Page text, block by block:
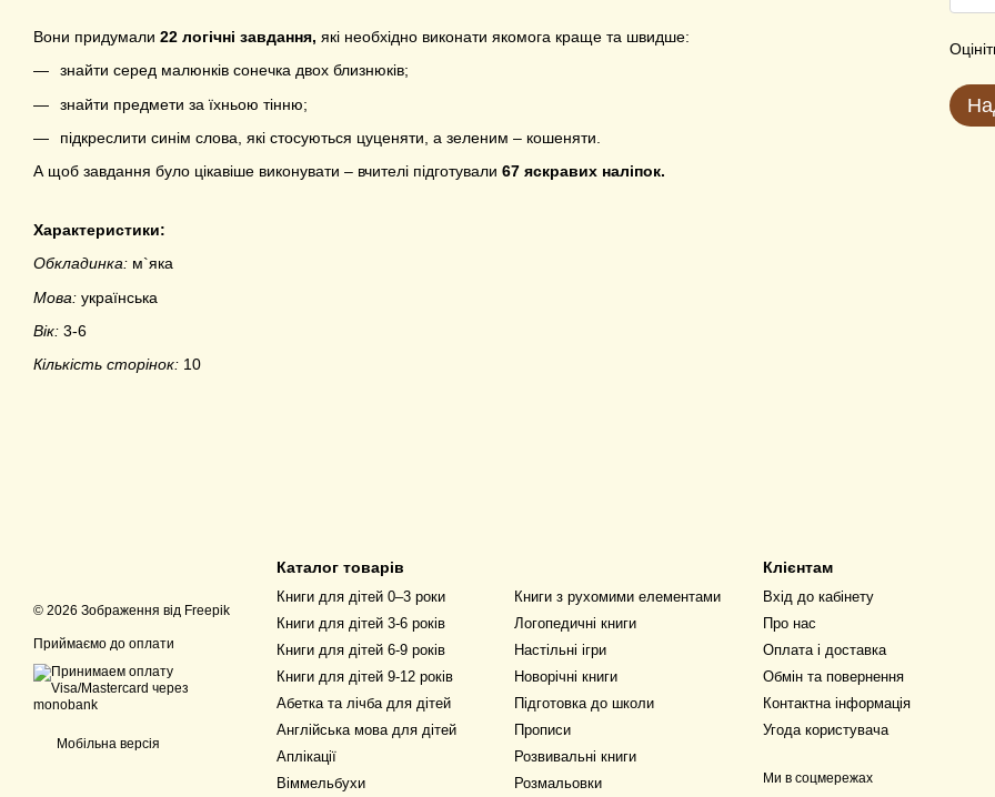
Вони придумали 22 логічні завдання, які необхідно виконати якомога краще та швидше:
знайти серед малюнків сонечка двох близнюків;
знайти предмети за їхньою тінню;
підкреслити синім слова, які стосуються цуценяти, а зеленим – кошеняти.
А щоб завдання було цікавіше виконувати – вчителі підготували 67 яскравих наліпок.
Характеристики:
Обкладинка: м`яка
Мова: українська
Вік: 3-6
Кількість сторінок: 10
© 2026 Зображення від Freepik
Приймаємо до оплати
Мобільна версія
Каталог товарів
Книги для дітей 0–3 роки
Книги для дітей 3-6 років
Книги для дітей 6-9 років
Книги для дітей 9-12 років
Абетка та лічба для дітей
Англійська мова для дітей
Аплікації
Віммельбухи
Книги з рухомими елементами
Логопедичні книги
Настільні ігри
Новорічні книги
Підготовка до школи
Прописи
Розвивальні книги
Розмальовки
Клієнтам
Вхід до кабінету
Про нас
Оплата і доставка
Обмін та повернення
Контактна інформація
Угода користувача
Ми в соцмережах